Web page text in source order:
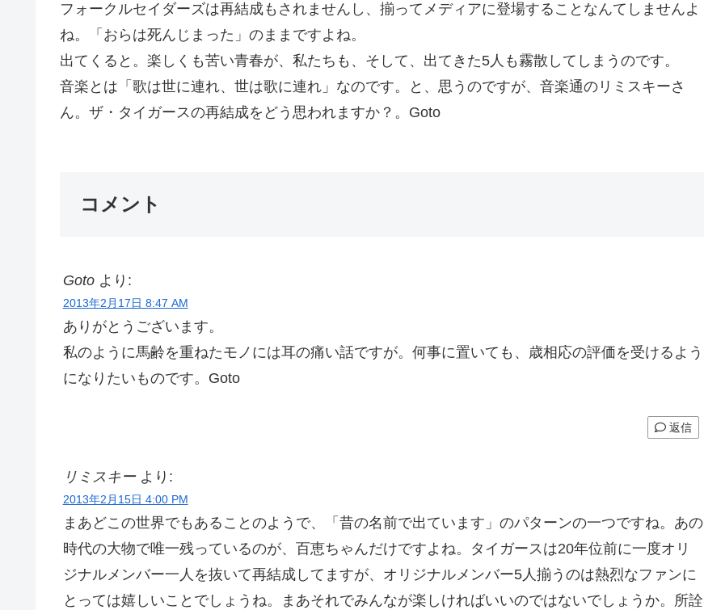
フォークルセイダーズは再結成もされませんし、揃ってメディアに登場することなんてしませんよ
ね。「おらは死んじまった」のままですよね。
出てくると。楽しくも苦い青春が、私たちも、そして、出てきた5人も霧散してしまうのです。
音楽とは「歌は世に連れ、世は歌に連れ」なのです。と、思うのですが、音楽通のリミスキーさ
ん。ザ・タイガースの再結成をどう思われますか？。Goto
コメント
Goto より:
2013年2月17日 8:47 AM
ありがとうございます。
私のように馬齢を重ねたモノには耳の痛い話ですが。何事に置いても、歳相応の評価を受けるよう
になりたいものです。Goto
返信
リミスキー より:
2013年2月15日 4:00 PM
まあどこの世界でもあることのようで、「昔の名前で出ています」のパターンの一つですね。あの
時代の大物で唯一残っているのが、百恵ちゃんだけですよね。タイガースは20年位前に一度オリ
ジナルメンバー一人を抜いて再結成してますが、オリジナルメンバー5人揃うのは熱烈なファンに
とっては嬉しいことでしょうね。まあそれでみんなが楽しければいいのではないでしょうか。所詮